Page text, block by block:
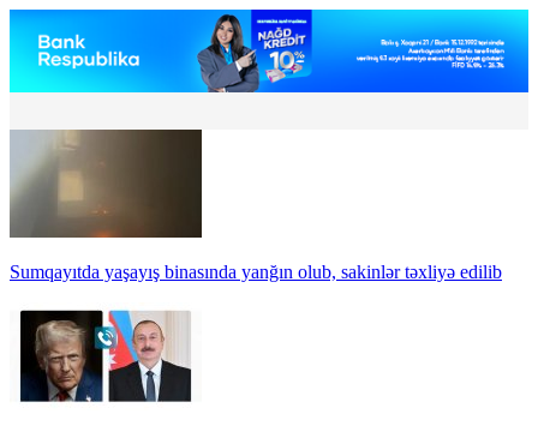
Sumqayıtda yaşayış binasında yanğın olub, sakinlər təxliyə edilib